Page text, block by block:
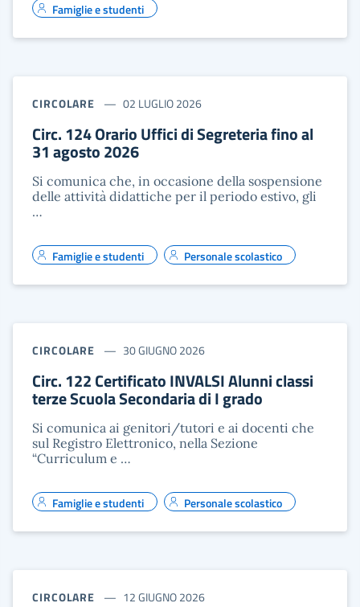
Famiglie e studenti
CIRCOLARE 02 LUGLIO 2026
Circ. 124 Orario Uffici di Segreteria fino al
31 agosto 2026
Si comunica che, in occasione della sospensione
delle attività didattiche per il periodo estivo, gli
…
Famiglie e studenti Personale scolastico
CIRCOLARE 30 GIUGNO 2026
Circ. 122 Certificato INVALSI Alunni classi
terze Scuola Secondaria di I grado
Si comunica ai genitori/tutori e ai docenti che
sul Registro Elettronico, nella Sezione
“Curriculum e …
Famiglie e studenti Personale scolastico
CIRCOLARE 12 GIUGNO 2026